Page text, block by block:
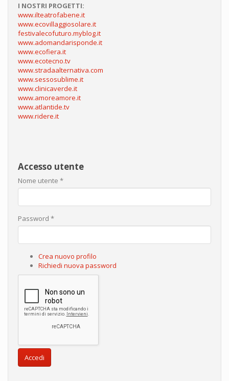
I NOSTRI PROGETTI:
www.ilteatrofabene.it
www.ecovillaggiosolare.it
festivalecofuturo.myblog.it
www.adomandarisponde.it
www.ecofiera.it
www.ecotecno.tv
www.stradaalternativa.com
www.sessosublime.it
www.clinicaverde.it
www.amoreamore.it
www.atlantide.tv
www.ridere.it
Accesso utente
Nome utente *
Password *
Crea nuovo profilo
Richiedi nuova password
Accedi